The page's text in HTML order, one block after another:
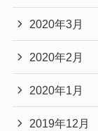
2020年3月
2020年2月
2020年1月
2019年12月